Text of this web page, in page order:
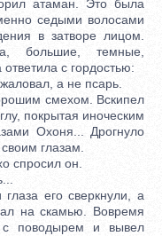
атаман. Это была
седыми волосами
в затворе лицом.
большие, темные,
с гордостью:
а не псарь.
смехом. Вскипел
покрытая иноческим
Охоня... Дрогнуло
глазам.
спросил он.
его сверкнули, а
на скамью. Вовремя
поводырем и вывел